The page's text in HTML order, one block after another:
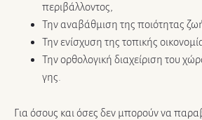
περιβάλλοντος,
Την αναβάθμιση της ποιότητας
Την ενίσχυση της τοπικής
Την ορθολογική διαχείριση του
γης.
Για όσους και όσες δεν μπορούν να